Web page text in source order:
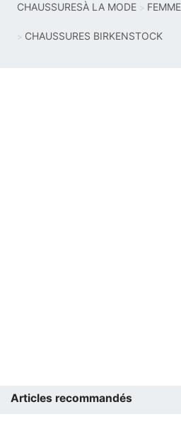
CHAUSSURESÀ LA MODE
CHAUSSURES BIRKENSTOCK
Articles recommandés